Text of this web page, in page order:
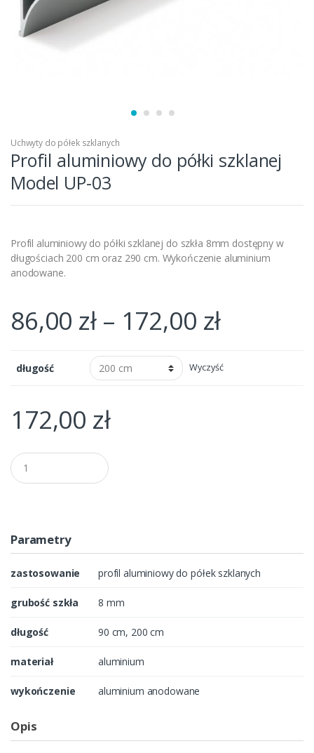
Uchwyty do półek szklanych
Profil aluminiowy do półki szklanej
Model UP-03
Profil aluminiowy do półki szklanej do szkła 8mm dostępny w
długościach 200 cm oraz 290 cm. Wykończenie aluminium
anodowane.
86,00 zł– 172,00 zł
długość Wyczyść
172,00 zł
Q
u
a
t
yParametry
zastosowanie profil aluminiowy do półek szklanych
grubość szkła 8 mm
długość 90 cm, 200 cm
materiał aluminium
wykończenie aluminium anodowane
Opis